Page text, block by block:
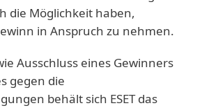
die Möglichkeit haben,
in Anspruch zu nehmen.
Ausschluss eines Gewinners
gegen die
behält sich ESET das